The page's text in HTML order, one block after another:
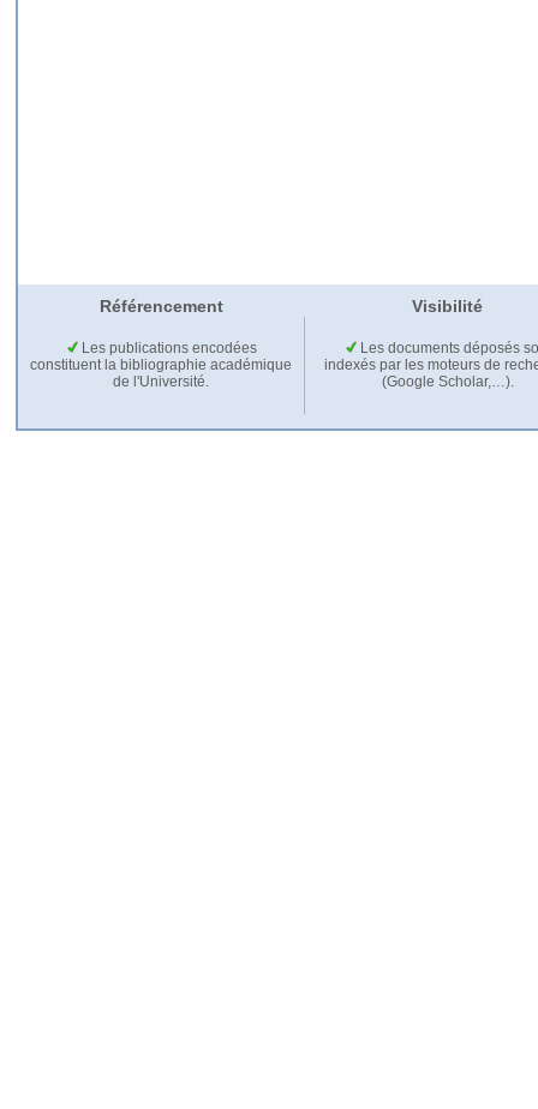
Référencement Visibilité
Les publications encodées
constituent la bibliographie académique
de l'Université.
Les documents déposés
indexés par les moteurs de
(Google Scholar,…).